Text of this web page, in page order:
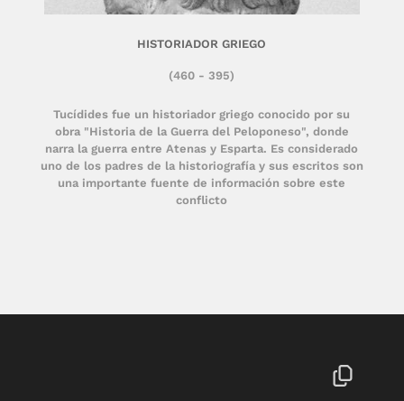
Tucídides fue un historiador griego conocido por su
obra "Historia de la Guerra del Peloponeso", donde
narra la guerra entre Atenas y Esparta. Es considerado
uno de los padres de la historiografía y sus escritos son
una importante fuente de información sobre este
conflicto
(460 - 395)
HISTORIADOR GRIEGO